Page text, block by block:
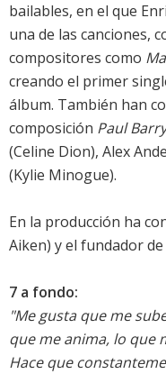
bailables, en el que
una de las canciones,
compositores como
creando el primer
álbum. También han
composición Paul Barry
(Celine Dion), Alex
(Kylie Minogue).
En la producción ha
Aiken) y el fundador de
7 a fondo:
"Me gusta que me
que me anima, lo que
Hace que